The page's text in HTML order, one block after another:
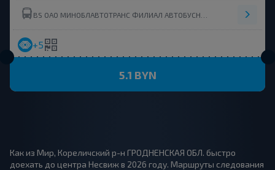
+5
5.1 BYN
Как из Мир, Кореличский р-н ГРОДНЕНСКАЯ ОБЛ. быстро
доехать до центра Несвиж в 2026 году. Маршруты следования